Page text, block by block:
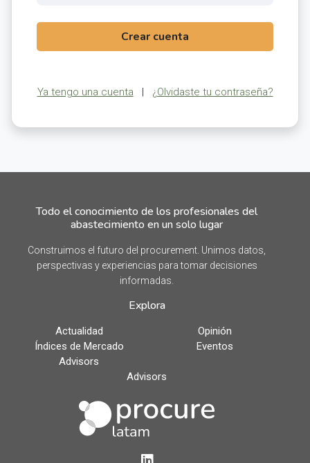
Crear cuenta
Ya tengo una cuenta | ¿Olvidaste tu contraseña?
Todo el conocimiento de los profesionales del
abastecimiento en un solo lugar
Construimos el futuro del procurement. Unimos datos,
perspectivas y experiencias para tomar decisiones
informadas.
Explora
Actualidad
Opinión
Índices de Mercado
Eventos
Advisors
Advisors
LinkedIn